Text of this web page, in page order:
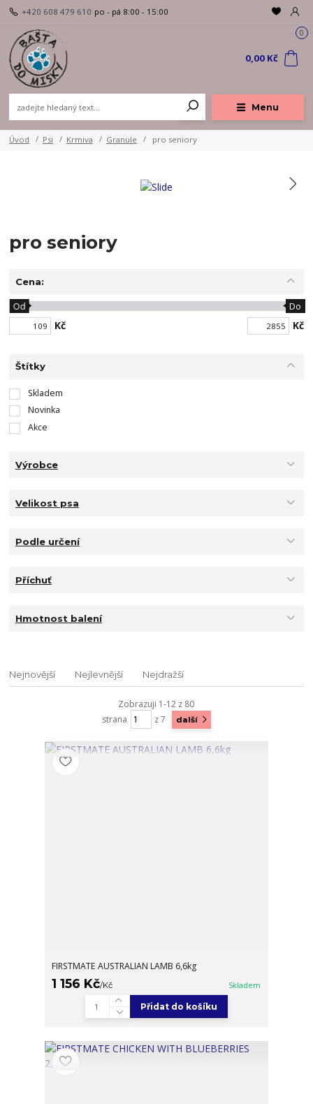
Menu
+420 608 479 610 po - pá 8:00 - 15:00
0
0,00 Kč
Úvod Psi Krmiva Granule pro seniory
pro seniory
Cena:
Kč
Od Do
Kč
Štítky
Skladem
Novinka
Akce
Výrobce
Velikost psa
Podle určení
Příchuť
Hmotnost balení
Nejnovější Nejlevnější Nejdražší
Zobrazuji 1-12 z 80
strana
z 7 další
FIRSTMATE AUSTRALIAN LAMB 6,6kg
1 156 Kč/Kč Skladem
Přidat do košíku